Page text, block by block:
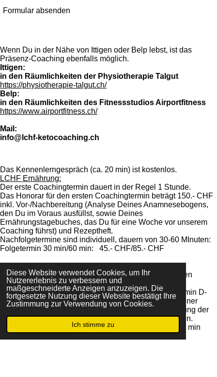
Diese Website verwendet Cookies, um Ihr
Nutzererlebnis zu verbessern und
maßgeschneiderte Anzeigen anzuzeigen. Die
fortgesetzte Nutzung dieser Website bestätigt Ihre
Zustimmung zur Verwendung von Cookies.
Ich stimme zu
Formular absenden
Wenn Du in der Nähe von Ittigen oder Belp lebst, ist das
Präsenz-Coaching ebenfalls möglich.
Ittigen:
in den Räumlichkeiten der Physiotherapie Talgut
https://physiotherapie-talgut.ch/
Belp:
in den Räumlichkeiten des FitnessstudiosAirportfitness
https://www.airportfitness.ch/
Mail:
info@lchf-ketocoaching.ch
Das Kennenlerngespräch (ca. 20 min) ist kostenlos.
LCHF Ernährung:
Der erste Coachingtermin dauert in der Regel 1 Stunde.
Das Honorar für den ersten Coachingtermin beträgt 150.- CHF
inkl. Vor-/Nachbereitung (Analyse Deines Anamnesebogens,
den Du im Voraus ausfüllst, sowie Deines
Ernährungstagebuches, das Du für eine Woche vor unserem
Coaching führst) und Rezeptheft.
Nachfolgetermine sind individuell, dauern von 30-60 MInuten:
Folgetermin 30 min/60 min: 45.- CHF/85.- CHF
Vor unserem ersten Termin benötige ich Deine aktuellen
Vitamin D-Blutwerte.
Leistungen: Aufklärung/Beratung zum Nutzen der Vitamin D-
Prophylaxe, Ermittlung evtl. vorhandener Symptome einer
Vitamin D-Unterversorgung, Ermittlung und Besprechung der
individuellen Vitamin D-Einnahmedosis und Cofaktoren.
Der erste Termin dauert 50-60 min. Das Honorar für 60 min
beträgt 60.- CHF bzw. 50.-CHF für 50 min.
E-Mail